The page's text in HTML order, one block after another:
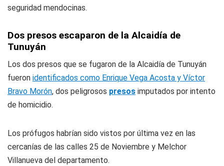
seguridad mendocinas.
Dos presos escaparon de la Alcaidía de
Tunuyán
Los dos presos que se fugaron de la Alcaidía de Tunuyán
fueron identificados como Enrique Vega Acosta y Víctor
Bravo Morón, dos peligrosos presos imputados por intento
de homicidio.
Los prófugos habrían sido vistos por última vez en las
cercanías de las calles 25 de Noviembre y Melchor
Villanueva del departamento.